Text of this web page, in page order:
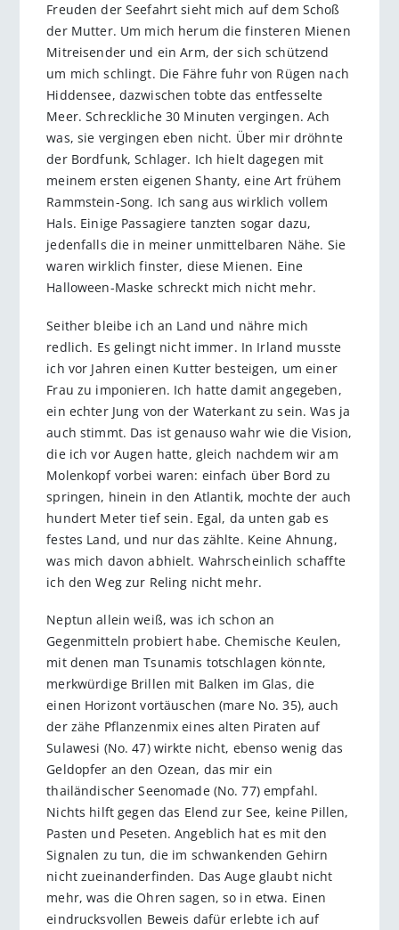
Freuden der Seefahrt sieht mich auf dem Schoß
der Mutter. Um mich herum die finsteren Mienen
Mitreisender und ein Arm, der sich schützend
um mich schlingt. Die Fähre fuhr von Rügen nach
Hiddensee, dazwischen tobte das entfesselte
Meer. Schreckliche 30 Minuten vergingen. Ach
was, sie vergingen eben nicht. Über mir dröhnte
der Bordfunk, Schlager. Ich hielt dagegen mit
meinem ersten eigenen Shanty, eine Art frühem
Rammstein-Song. Ich sang aus wirklich vollem
Hals. Einige Passagiere tanzten sogar dazu,
jedenfalls die in meiner unmittelbaren Nähe. Sie
waren wirklich finster, diese Mienen. Eine
Halloween-Maske schreckt mich nicht mehr.
Seither bleibe ich an Land und nähre mich
redlich. Es gelingt nicht immer. In Irland musste
ich vor Jahren einen Kutter besteigen, um einer
Frau zu imponieren. Ich hatte damit angegeben,
ein echter Jung von der Waterkant zu sein. Was ja
auch stimmt. Das ist genauso wahr wie die Vision,
die ich vor Augen hatte, gleich nachdem wir am
Molenkopf vorbei waren: einfach über Bord zu
springen, hinein in den Atlantik, mochte der auch
hundert Meter tief sein. Egal, da unten gab es
festes Land, und nur das zählte. Keine Ahnung,
was mich davon abhielt. Wahrscheinlich schaffte
ich den Weg zur Reling nicht mehr.
Neptun allein weiß, was ich schon an
Gegenmitteln probiert habe. Chemische Keulen,
mit denen man Tsunamis totschlagen könnte,
merkwürdige Brillen mit Balken im Glas, die
einen Horizont vortäuschen (mare No. 35), auch
der zähe Pflanzenmix eines alten Piraten auf
Sulawesi (No. 47) wirkte nicht, ebenso wenig das
Geldopfer an den Ozean, das mir ein
thailändischer Seenomade (No. 77) empfahl.
Nichts hilft gegen das Elend zur See, keine Pillen,
Pasten und Peseten. Angeblich hat es mit den
Signalen zu tun, die im schwankenden Gehirn
nicht zueinanderfinden. Das Auge glaubt nicht
mehr, was die Ohren sagen, so in etwa. Einen
eindrucksvollen Beweis dafür erlebte ich auf